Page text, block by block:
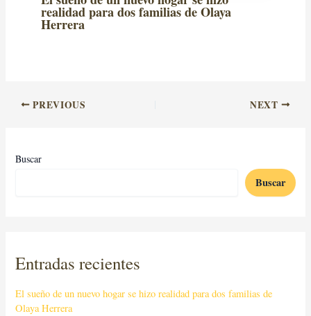
realidad para dos familias de Olaya
Herrera
PREVIOUS NEXT
Buscar
Buscar
Entradas recientes
El sueño de un nuevo hogar se hizo realidad para dos familias de
Olaya Herrera